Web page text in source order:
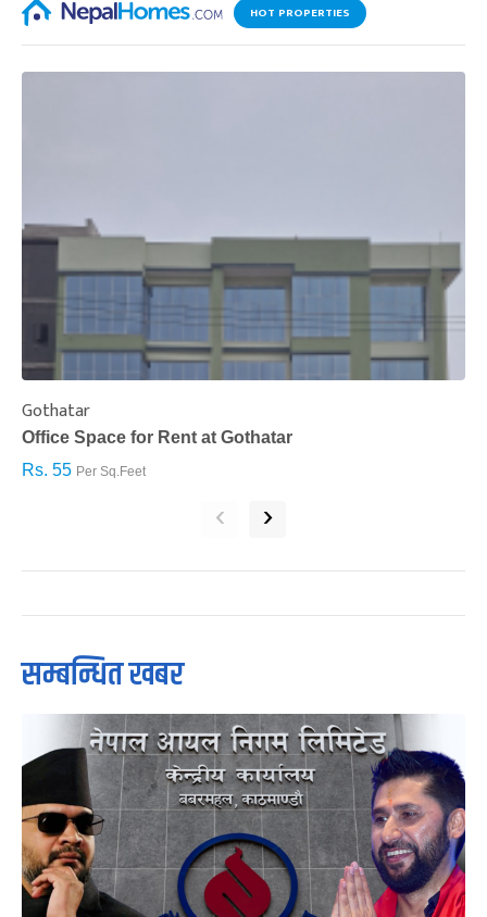
HOT PROPERTIES
Gothatar
Office Space for Rent at Gothatar
Rs. 55 Per Sq.Feet
‹ ›
सम्बन्धित खबर